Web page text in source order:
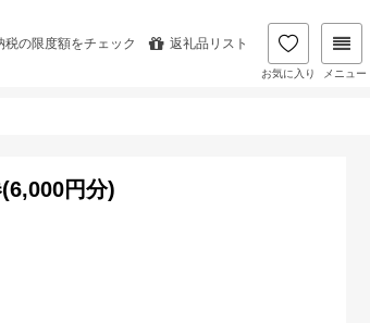
税の限度額をチェック 返礼品リスト
お気に入り メニュー
円分)